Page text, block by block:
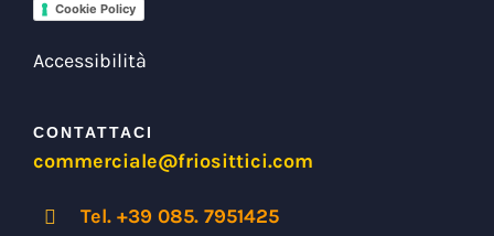
Cookie Policy
Accessibilità
CONTATTACI
commerciale@friosittici.com
Tel. +39 085. 7951425